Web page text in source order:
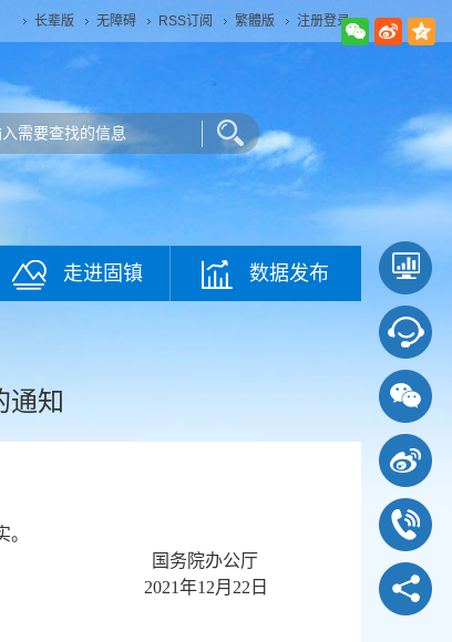
长辈版 无障碍 RSS订阅 繁體版 注册登录
走进固镇 数据发布
通知
国务院办公厅
2021年12月22日